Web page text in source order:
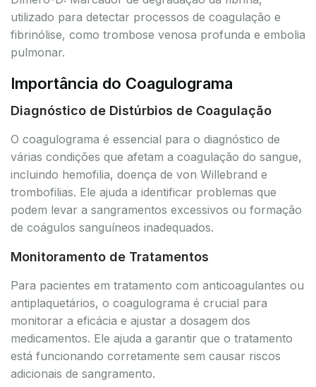
utilizado para detectar processos de coagulação e
fibrinólise, como trombose venosa profunda e embolia
pulmonar.
Importância do Coagulograma
Diagnóstico de Distúrbios de Coagulação
O coagulograma é essencial para o diagnóstico de
várias condições que afetam a coagulação do sangue,
incluindo hemofilia, doença de von Willebrand e
trombofilias. Ele ajuda a identificar problemas que
podem levar a sangramentos excessivos ou formação
de coágulos sanguíneos inadequados.
Monitoramento de Tratamentos
Para pacientes em tratamento com anticoagulantes ou
antiplaquetários, o coagulograma é crucial para
monitorar a eficácia e ajustar a dosagem dos
medicamentos. Ele ajuda a garantir que o tratamento
está funcionando corretamente sem causar riscos
adicionais de sangramento.